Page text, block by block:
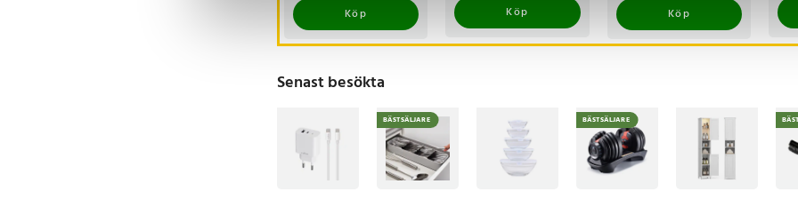
Köp
Köp
Köp
Senast besökta
BÄSTSÄLJARE BÄSTSÄLJARE